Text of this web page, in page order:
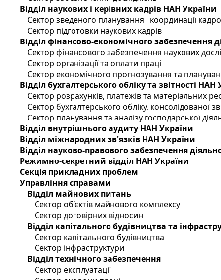
Відділ наукових і керівних кадрів НАН України
Сектор зведеного планування і координації
Сектор підготовки наукових кадрів
Відділ фінансово-економічного забезпечення
Сектор фінансового забезпечення наукових
Сектор організації та оплати праці
Сектор економічного прогнозування та
Відділ бухгалтерського обліку та звітності НАН
Сектор розрахунків, платежів та матеріальних
Сектор бухгалтерського обліку, консолідованої
Сектор планування та аналізу господарської
Відділ внутрішнього аудиту НАН України
Відділ міжнародних зв'язків НАН України
Відділ науково-правового забезпечення
Режимно-секретний відділ НАН України
Секція прикладних проблем
Управління справами
Відділ майнових питань
Сектор об’єктів майнового комплексу
Сектор договірних відносин
Відділ капітального будівництва та
Сектор капітального будівництва
Сектор інфраструктури
Відділ технічного забезпечення
Сектор експлуатації